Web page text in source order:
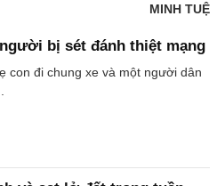
MINH TUỆ
bị sét đánh thiệt mạng
con đi chung xe và một người dân